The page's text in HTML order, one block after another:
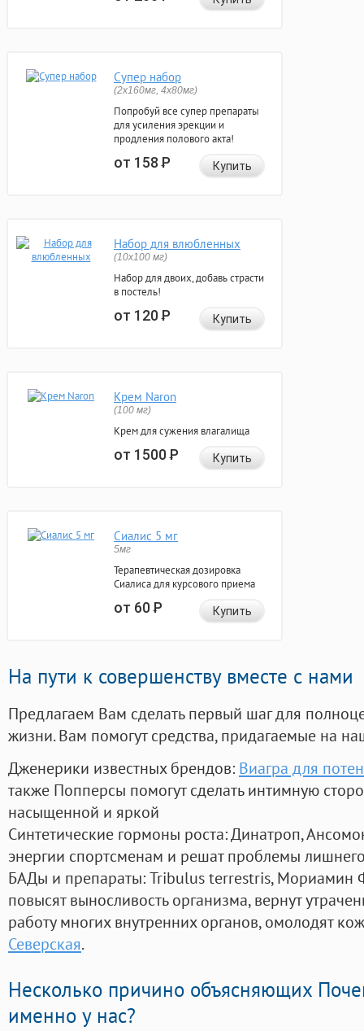
Супер набор
(2х160мг, 4х80мг)
Попробуй все супер препараты
для усиления эрекции и
продления полового акта!
от 158Р Купить
Набор для влюбленных
(10х100 мг)
Набор для двоих, добавь страсти
в постель!
от 120Р Купить
Крем Naron
(100 мг)
Крем для сужения влагалища
от 1500Р Купить
Сиалис 5 мг
5мг
Терапевтическая дозировка
Сиалиса для курсового приема
от 60Р Купить
На пути к совершенству вместе с нами
Предлагаем Вам сделать первый шаг для
жизни. Вам помогут средства, придагаемые на
Дженерики известных брендов: Виагра для
также Попперсы помогут сделать интимную
насыщенной и яркой
Синтетические гормоны роста: Динатроп,
энергии спортсменам и решат проблемы
БАДы и препараты:Tribulus terrestris, Мориамин
повысят выносливость организма, вернут
работу многих внутренних органов, омолодят
Северская.
Несколько причино объясняющих
именно у нас?